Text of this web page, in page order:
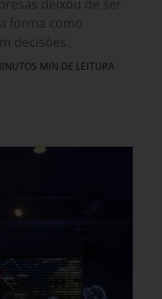
deixou de ser
forma como
decisões.
MIN DE LEITURA